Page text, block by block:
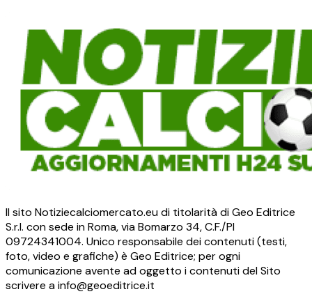
Il sito Notiziecalciomercato.eu di titolarità di Geo Editrice
S.r.l. con sede in Roma, via Bomarzo 34, C.F./PI
09724341004. Unico responsabile dei contenuti (testi,
foto, video e grafiche) è Geo Editrice; per ogni
comunicazione avente ad oggetto i contenuti del Sito
scrivere a info@geoeditrice.it